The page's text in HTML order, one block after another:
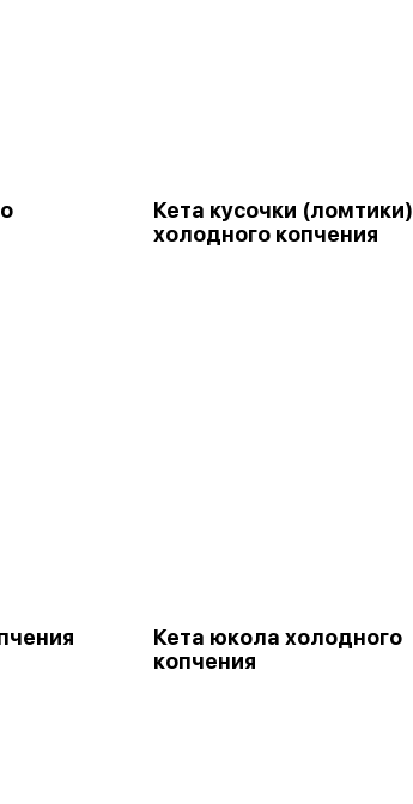
Кета кусочки (ломтики)
холодного копчения
Кета юкола холодного
копчения